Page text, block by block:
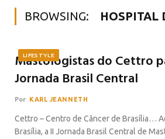
BROWSING: HOSPITAL
LIFESTYLE
Mastologistas do Cettro
Jornada Brasil Central
Por KARL JEANNETH
Cettro – Centro de Câncer de Brasília…
Brasília, a II Jornada Brasil Central de